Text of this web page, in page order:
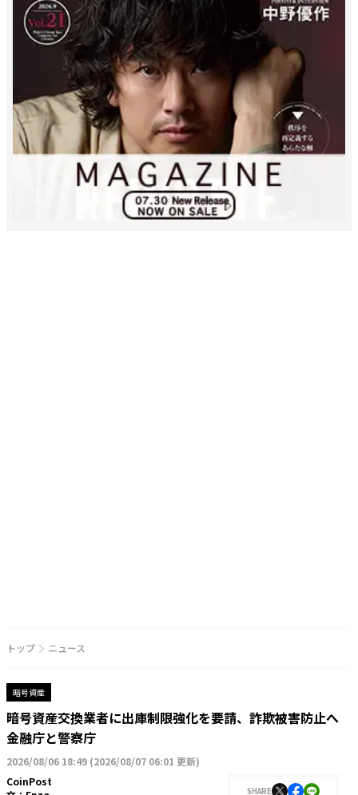
トップ ニュース
暗号資産
暗号資産交換業者に出庫制限強化を要請、詐欺被害防止へ
金融庁と警察庁
2026/08/06 18:49 (2026/08/07 06:01 更新)
CoinPost
SHARE